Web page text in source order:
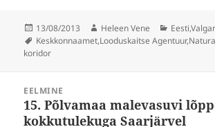
Postitatud
13/08/2013 Autor
Heleen Vene Rubriigid
Eesti,
Sildid
Keskkonnaamet,Looduskaitse Agentuur,
koridor
EELMINE
Eelmine
postitus:
15. Põlvamaa malevasuvi
kokkutulekuga Saarjärvel